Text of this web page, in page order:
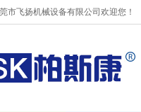
市飞扬机械设备有限公司欢迎您！